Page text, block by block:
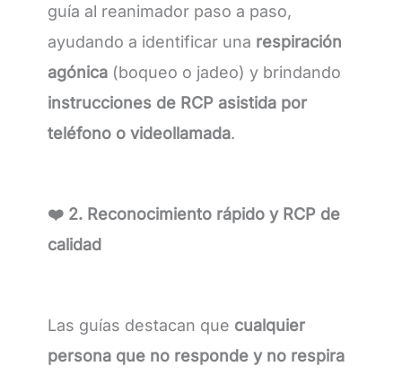
guía al reanimador paso a paso,
ayudando a identificar una respiración
agónica(boqueo o jadeo) y brindando
instrucciones de RCP asistida por
teléfono o videollamada.
❤️ 2. Reconocimiento rápido y RCP de
calidad
Las guías destacan que cualquier
persona que no responde y no respira